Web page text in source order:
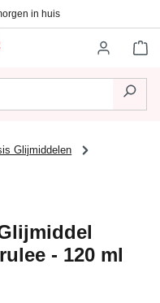
in huis
Glijmiddelen
- 120 ml